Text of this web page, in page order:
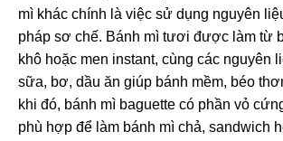
mì khác chính là việc sử dụng nguyên
pháp sơ chế. Bánh mì tươi được làm từ
khô hoặc men instant, cùng các nguyên
sữa, bơ, dầu ăn giúp bánh mềm, béo
khi đó, bánh mì baguette có phần vỏ
phù hợp để làm bánh mì chả, sandwich